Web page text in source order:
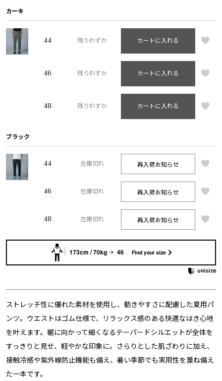
カーキ
44 残りわずか カートに入れる
46 残りわずか カートに入れる
48 残りわずか カートに入れる
ブラック
44 在庫切れ 再入荷お知らせ
46 在庫切れ 再入荷お知らせ
48 在庫切れ 再入荷お知らせ
173cm / 70kg 46 Find your size
ストレッチ性に優れた素材を使用し、動きやすさに配慮した夏用パ
ンツ。ウエストはゴム仕様で、リラックス感のある快適なはき心地
を叶えます。裾に向かって細くなるテーパードシルエットが全体を
すっきりと見せ、軽やかな印象に。さらりとした肌ざわりに加え、
接触冷感や紫外線防止機能も備え、暑い季節でも実用性を兼ね備え
た一本です。